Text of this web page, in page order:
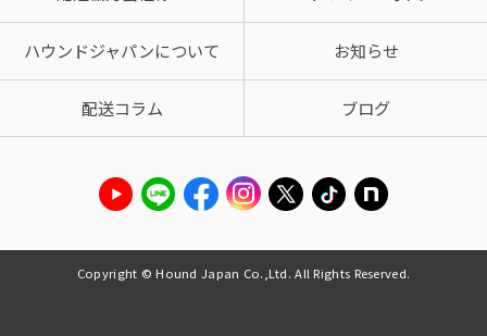
ハウンドジャパンについて お知らせ
配送コラム ブログ
Copyright © Hound Japan Co.,Ltd. All Rights Reserved.